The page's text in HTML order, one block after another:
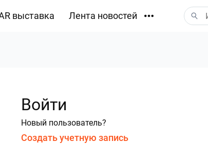
выставка Лента новостей
Войти
Новый пользователь?
Создать учетную запись